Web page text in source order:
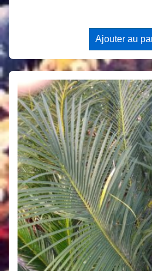
Ajouter au